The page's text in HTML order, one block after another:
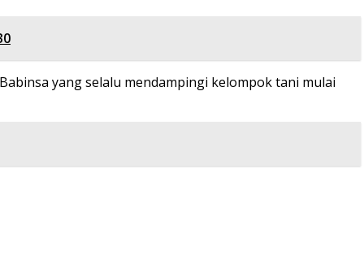
yang selalu mendampingi kelompok tani mulai